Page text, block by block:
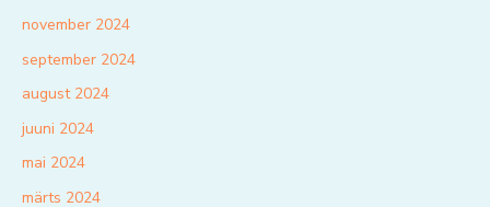
november 2024
september 2024
august 2024
juuni 2024
mai 2024
märts 2024